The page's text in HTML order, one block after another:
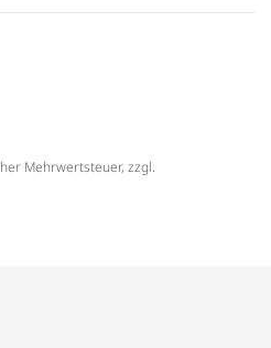
Mehrwertsteuer, zzgl.